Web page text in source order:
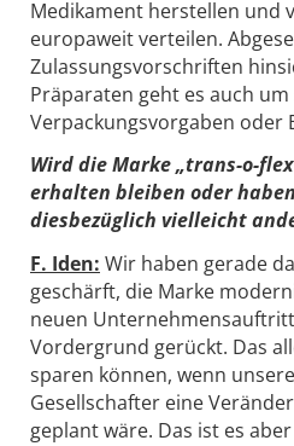
Medikament herstellen und
europaweit verteilen.
Zulassungsvorschriften
Präparaten geht es auch
Verpackungsvorgaben oder
Wird die Marke „trans-o-
erhalten bleiben oder
diesbezüglich vielleicht
F. Iden: Wir haben gerade
geschärft, die Marke
neuen
Vordergrund gerückt. Das
sparen können, wenn
Gesellschafter eine
geplant wäre. Das ist es